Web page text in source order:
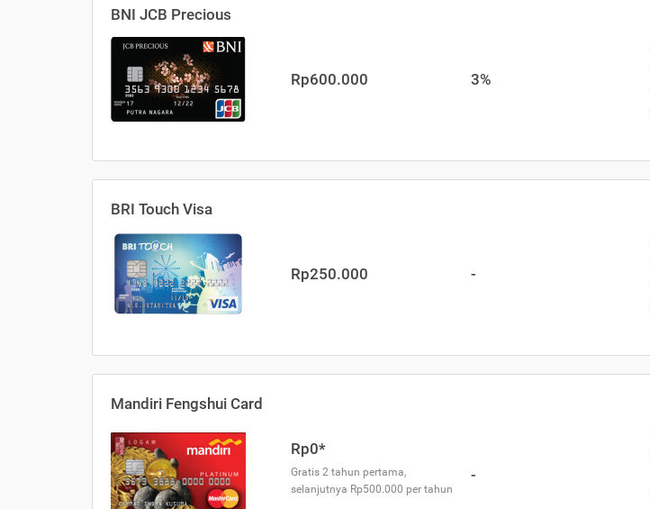
BNI JCB Precious
Rp600.000 3%
BRI Touch Visa
Rp250.000 -
Mandiri Fengshui Card
Rp0*
Gratis 2 tahun pertama,
selanjutnya Rp500.000 per tahun
-